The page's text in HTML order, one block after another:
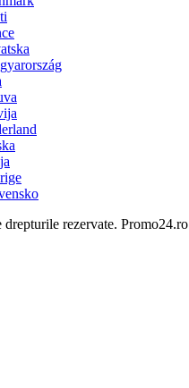
rezervate. Promo24.ro